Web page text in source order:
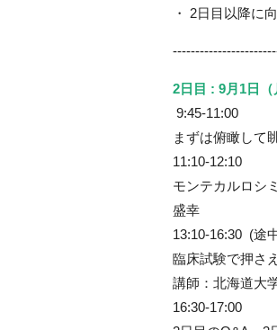
・ 2日目以降に
2日目 : 9月1日（
9:45-11:00
まずは俯瞰し
11:10-12:10
モンテカルロシ
盛幸
13:10-16:30 (途
臨床試験で押さ
講師：北海道
16:30-17:00